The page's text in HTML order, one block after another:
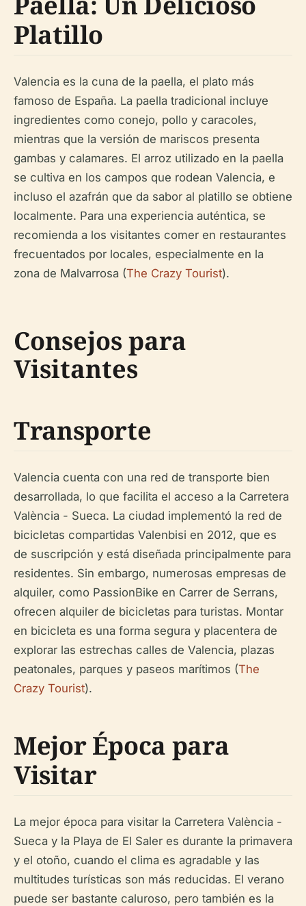
Platillo
Valencia es la cuna de la paella, el plato más
famoso de España. La paella tradicional incluye
ingredientes como conejo, pollo y caracoles,
mientras que la versión de mariscos presenta
gambas y calamares. El arroz utilizado en la paella
se cultiva en los campos que rodean Valencia, e
incluso el azafrán que da sabor al platillo se obtiene
localmente. Para una experiencia auténtica, se
recomienda a los visitantes comer en restaurantes
frecuentados por locales, especialmente en la
zona de Malvarrosa (The Crazy Tourist).
Consejos para
Visitantes
Transporte
Valencia cuenta con una red de transporte bien
desarrollada, lo que facilita el acceso a la Carretera
València - Sueca. La ciudad implementó la red de
bicicletas compartidas Valenbisi en 2012, que es
de suscripción y está diseñada principalmente para
residentes. Sin embargo, numerosas empresas de
alquiler, como PassionBike en Carrer de Serrans,
ofrecen alquiler de bicicletas para turistas. Montar
en bicicleta es una forma segura y placentera de
explorar las estrechas calles de Valencia, plazas
peatonales, parques y paseos marítimos (The
Crazy Tourist).
Mejor Época para
Visitar
La mejor época para visitar la Carretera València -
Sueca y la Playa de El Saler es durante la primavera
y el otoño, cuando el clima es agradable y las
multitudes turísticas son más reducidas. El verano
puede ser bastante caluroso, pero también es la